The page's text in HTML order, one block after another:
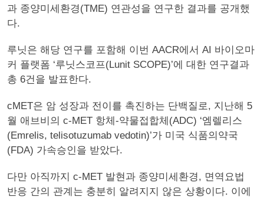
과 종양미세환경(TME) 연관성을 연구한 결과를 공개했
다.
루닛은 해당 연구를 포함해 이번 AACR에서 AI 바이오마
커 플랫폼 ‘루닛스코프(Lunit SCOPE)’에 대한 연구결과
총 6건을 발표한다.
cMET은 암 성장과 전이를 촉진하는 단백질로, 지난해 5
월 애브비의 c-MET 항체-약물접합체(ADC) ‘엠렐리스
(Emrelis, telisotuzumab vedotin)’가 미국 식품의약국
(FDA) 가속승인을 받았다.
다만 아직까지 c-MET 발현과 종양미세환경, 면역요법
반응 간의 관계는 충분히 알려지지 않은 상황이다. 이에